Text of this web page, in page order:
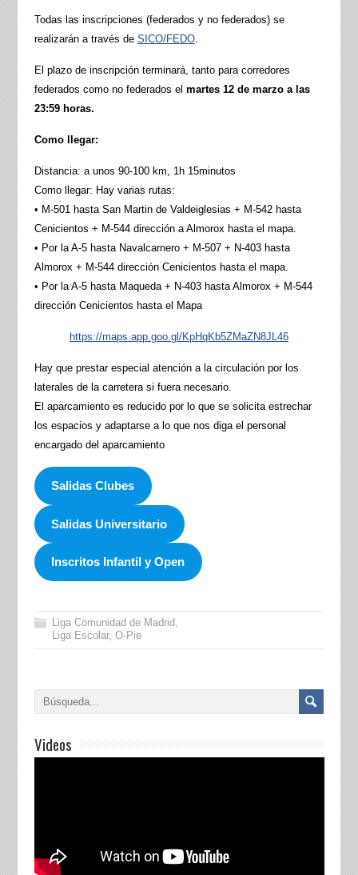
Todas las inscripciones (federados y no federados) se
realizarán a través de SICO/FEDO.
El plazo de inscripción terminará, tanto para corredores
federados como no federados el martes 12 de marzo a las
23:59 horas.
Como llegar:
Distancia: a unos 90-100 km, 1h 15minutos
Como llegar: Hay varias rutas:
• M-501 hasta San Martin de Valdeiglesias + M-542 hasta
Cenicientos + M-544 dirección a Almorox hasta el mapa.
• Por la A-5 hasta Navalcarnero + M-507 + N-403 hasta
Almorox + M-544 dirección Cenicientos hasta el mapa.
• Por la A-5 hasta Maqueda + N-403 hasta Almorox + M-544
dirección Cenicientos hasta el Mapa
https://maps.app.goo.gl/KpHqKb5ZMaZN8JL46
Hay que prestar especial atención a la circulación por los
laterales de la carretera si fuera necesario.
El aparcamiento es reducido por lo que se solicita estrechar
los espacios y adaptarse a lo que nos diga el personal
encargado del aparcamiento
Salidas Clubes
Salidas Universitario
Inscritos Infantil y Open
Liga Comunidad de Madrid
Liga Escolar, O-Pie
Videos